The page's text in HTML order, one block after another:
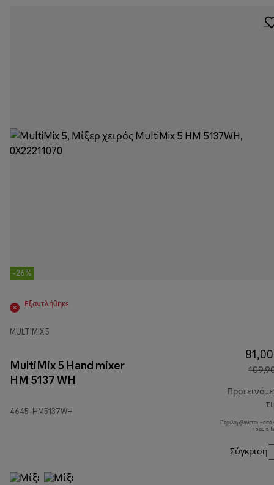
-26%
Εξαντλήθηκε
MULTIMIX 5
MultiMix 5 Hand mixer
HM 5137 WH
4645-HM5137WH
Περιλαμβάνεται
15,68 €
Σύγκριση